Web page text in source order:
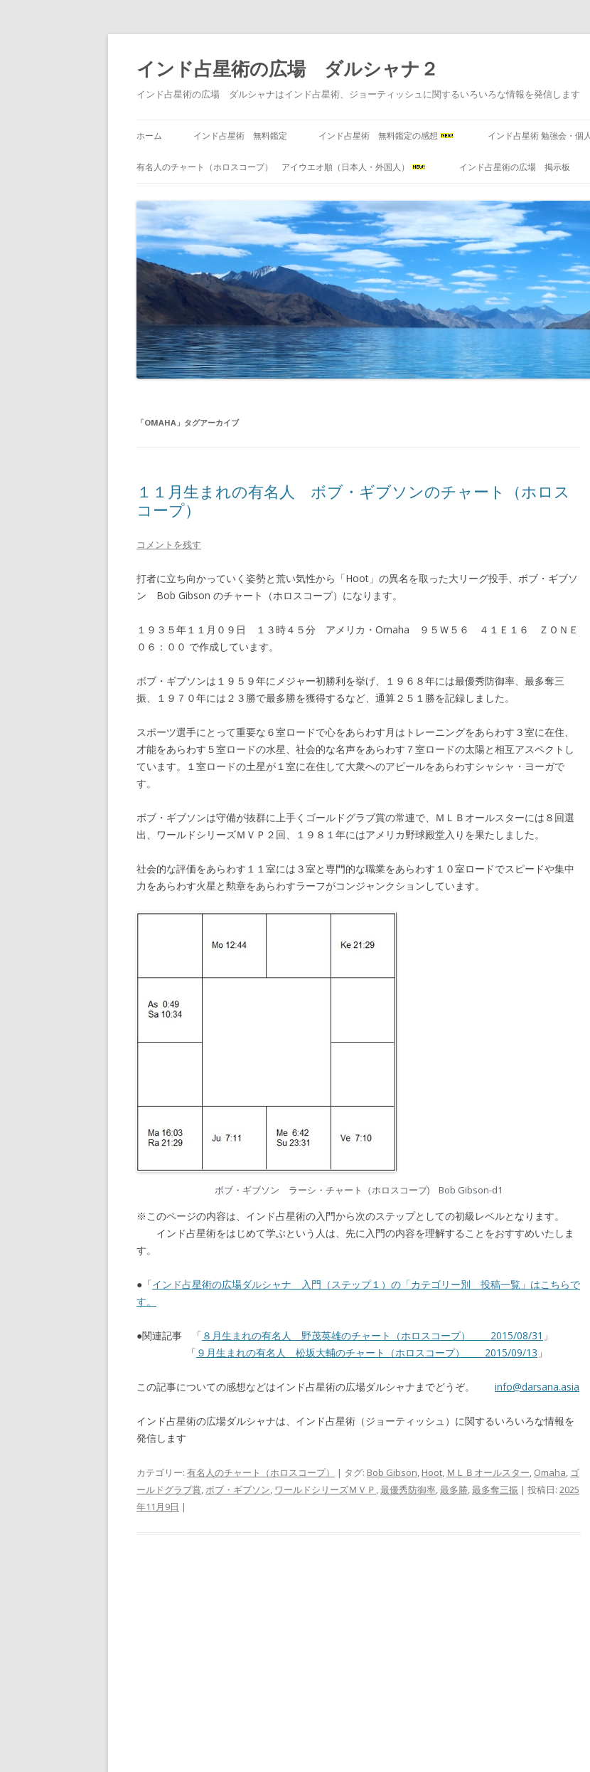
インド占星術の広場 ダルシャナ２
インド占星術の広場 ダルシャナはインド占星術、ジョーティッシュに関するいろいろな情報を発信します
ツ
へ
ッ
プ
ホーム インド占星術 無料鑑定 インド占星術 無料鑑定の感想 インド占星術 勉強会・個
有名人のチャート（ホロスコープ） アイウエオ順（日本人・外国人） インド占星術の広場 掲示板
「OMAHA 」タグアーカイブ
１１月生まれの有名人 ボブ・ギブソンのチャート（ホロス
コープ）
コメントを残す
打者に立ち向かっていく姿勢と荒い気性から「Hoot」の異名を取った大リーグ投手、ボブ・ギブソ
ン Bob Gibson のチャート（ホロスコープ）になります。
１９３５年１１月０９日 １３時４５分 アメリカ・Omaha ９５Ｗ５６ ４１Ｅ１６ ＺＯＮＥ
０６：００ で作成しています。
ボブ・ギブソンは１９５９年にメジャー初勝利を挙げ、１９６８年には最優秀防御率、最多奪三
振、１９７０年には２３勝で最多勝を獲得するなど、通算２５１勝を記録しました。
スポーツ選手にとって重要な６室ロードで心をあらわす月はトレーニングをあらわす３室に在住、
才能をあらわす５室ロードの水星、社会的な名声をあらわす７室ロードの太陽と相互アスペクトし
ています。１室ロードの土星が１室に在住して大衆へのアピールをあらわすシャシャ・ヨーガで
す。
ボブ・ギブソンは守備が抜群に上手くゴールドグラブ賞の常連で、ＭＬＢオールスターには８回選
出、ワールドシリーズＭＶＰ２回、１９８１年にはアメリカ野球殿堂入りを果たしました。
社会的な評価をあらわす１１室には３室と専門的な職業をあらわす１０室ロードでスピードや集中
力をあらわす火星と勲章をあらわすラーフがコンジャンクションしています。
ボブ・ギブソン ラーシ・チャート（ホロスコープ) Bob Gibson-d1
※このページの内容は、インド占星術の入門から次のステップとしての初級レベルとなります。
インド占星術をはじめて学ぶという人は、先に入門の内容を理解することをおすすめいたしま
す。
●「インド占星術の広場ダルシャナ 入門（ステップ１）の「カテゴリー別 投稿一覧」はこちらで
す。
●関連記事 「 ８月生まれの有名人 野茂英雄のチャート（ホロスコープ） 2015/08/31 」
「 ９月生まれの有名人 松坂大輔のチャート（ホロスコープ） 2015/09/13 」
この記事についての感想などはインド占星術の広場ダルシャナまでどうぞ。 info@darsana.asia
インド占星術の広場ダルシャナは、インド占星術（ジョーティッシュ）に関するいろいろな情報を
発信します
カテゴリー: 有名人のチャート（ホロスコープ） | タグ: Bob Gibson Hoot ＭＬＢオールスター Omaha ゴ
ールドグラブ賞 ボブ・ギブソン ワールドシリーズＭＶＰ 最優秀防御率 最多勝 最多奪三振 | 投稿日: 2025
年11月9日 |